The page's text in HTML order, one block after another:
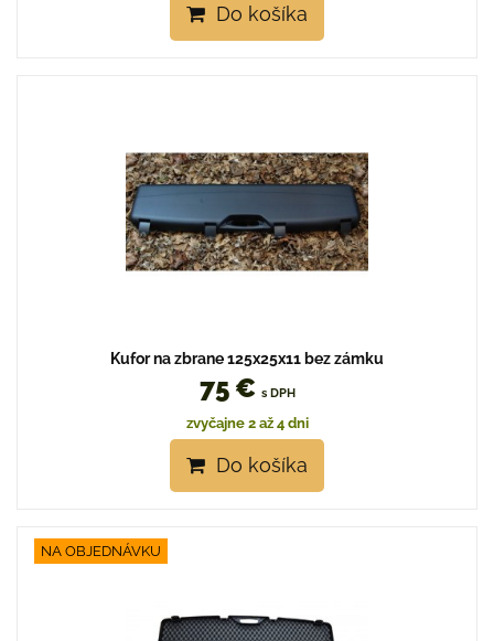
Do košíka
Kufor na zbrane 125x25x11 bez zámku
75 € s DPH
zvyčajne 2 až 4 dni
Do košíka
NA OBJEDNÁVKU